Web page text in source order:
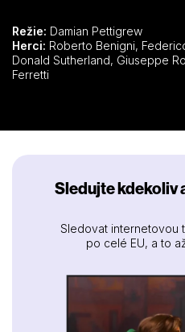
Pettigrew kariéru, myšlenky, jak
nechybí ani výjimečné
jimž vévodí slavný kanadský
ztvárnil pod jeho vedením
Felliniho filmů.
Režie: Damian Pettigrew
Herci:
Donald Sutherland, Giuseppe Rotunno, Italo Calvino, Dante
Ferretti
Sledujte kdekoliv
Sledovat internetovou
po celé EU, a to